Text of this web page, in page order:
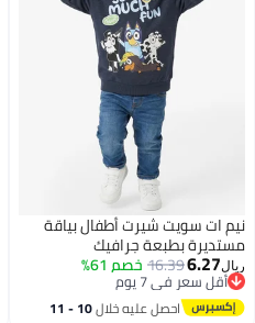
نيم ات سويت شيرت أطفال بياقة
مستديرة بطبعة جرافيك
ريال6.27
16.39خصم 61%
أقل سعر في 7 يوم
أقل سعر في 7 يوماحصل عليه خلال 10 - 11